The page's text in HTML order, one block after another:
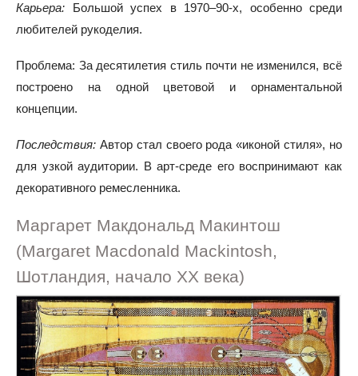
Карьера: Большой успех в 1970–90-х, особенно среди
любителей рукоделия.
Проблема: За десятилетия стиль почти не изменился, всё
построено на одной цветовой и орнаментальной
концепции.
Последствия: Автор стал своего рода «иконой стиля», но
для узкой аудитории. В арт-среде его воспринимают как
декоративного ремесленника.
Маргарет Макдональд Макинтош
(Margaret Macdonald Mackintosh,
Шотландия, начало XX века)